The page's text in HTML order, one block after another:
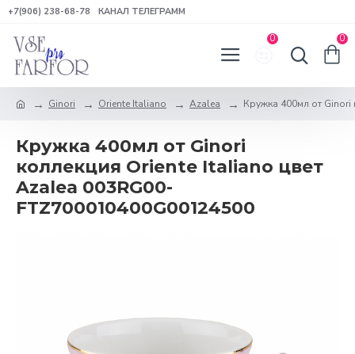
+7(906) 238-68-78 КАНАЛ ТЕЛЕГРАММ
0 0
Ginori Oriente Italiano Azalea Кружка 400мл от Ginori
Кружка 400мл от Ginori
коллекция Oriente Italiano цвет
Azalea 003RG00-
FTZ700010400G00124500